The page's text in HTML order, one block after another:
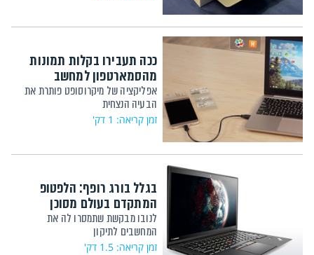
ככה תעבירו בקלות תמונות
מהסמארטפון למחשב
אפליקציה של מיקרוסופט פותרת את
הבעיה הנצחית
זמן קריאה: 1 דק'
בגלל בורג רופף: הלפטופ
המתקדם בעולם מסוכן
לנובו מבקשת שתמסרו לה את
המחשבים לתיקון
זמן קריאה: 1.5 דק'